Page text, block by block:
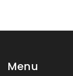
Menu